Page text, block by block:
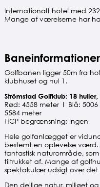
Internationalt hotel med
Mange af værelserne har
Baneinformationer
Golfbanen ligger 50m fra
klubhuset og hul 1.
Strömstad Golfklub: 18 huller,
Rød: 4558 meter I Blå:
5584 meter
HCP begrænsning: Ingen
Hele golfanlægget er
bestemt en oplevelse
fantastisk naturområde,
tiltrukket af. Mange af
spektakulær udsigt over det
Den dejlige natur, miljøet